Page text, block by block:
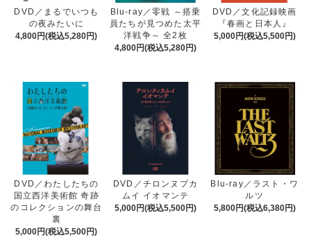
DVD／まるでいつも
の夜みたいに
4,800円(税込5,280円)
Blu-ray／零戦 ～搭乗
員たちが見つめた太平
洋戦争～ 全2枚
4,800円(税込5,280円)
DVD／文化記録映画
『春画と日本人』
5,000円(税込5,500円)
DVD／わたしたちの
国立西洋美術館 奇跡
のコレクションの舞台
裏
5,000円(税込5,500円)
DVD／チロンヌプカ
ムイ イオマンテ
5,000円(税込5,500円)
Blu-ray／ラスト・ワ
ルツ
5,800円(税込6,380円)